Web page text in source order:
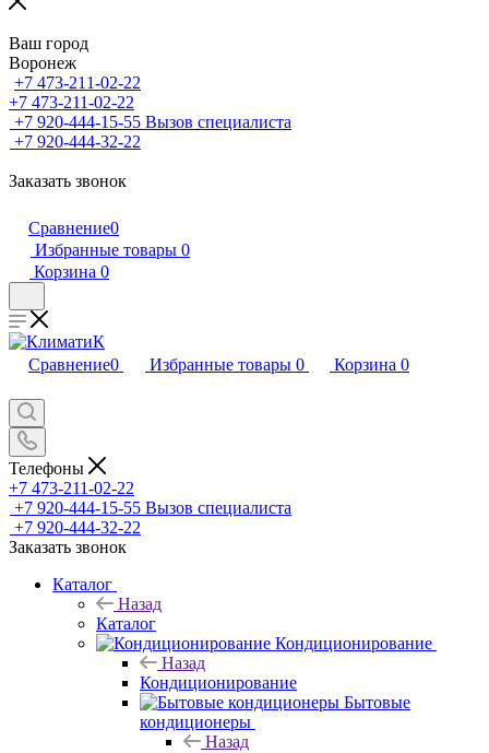
Ваш город
Воронеж
+7 473-211-02-22
+7 473-211-02-22
+7 920-444-15-55 Вызов специалиста
+7 920-444-32-22
Заказать звонок
Сравнение0
Избранные товары 0
Корзина 0
Сравнение0 Избранные товары 0 Корзина 0
Телефоны
+7 473-211-02-22
+7 920-444-15-55 Вызов специалиста
+7 920-444-32-22
Заказать звонок
Каталог
Назад
Каталог
Кондиционирование
Назад
Кондиционирование
Бытовые
кондиционеры
Назад